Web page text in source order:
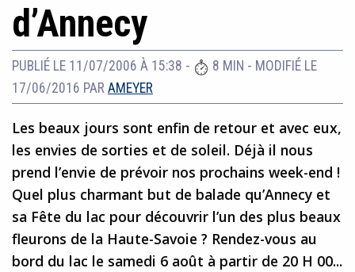
d’Annecy
PUBLIÉ LE 11/07/2006 À 15:38 - 8 MIN - MODIFIÉ LE
17/06/2016 PAR AMEYER
Les beaux jours sont enfin de retour et avec eux,
les envies de sorties et de soleil. Déjà il nous
prend l’envie de prévoir nos prochains week-end !
Quel plus charmant but de balade qu’Annecy et
sa Fête du lac pour découvrir l’un des plus beaux
fleurons de la Haute-Savoie ? Rendez-vous au
bord du lac le samedi 6 août à partir de 20 H 00...